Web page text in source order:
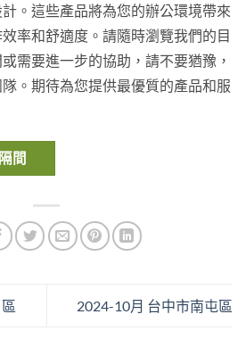
。這些產品將為您的辦公環境帶來
率和舒適度。請隨時瀏覽我們的目
需要進一步的協助，請不要猶豫，
。期待為您提供最優質的產品和服
間
2024-10月 台中市南屯區